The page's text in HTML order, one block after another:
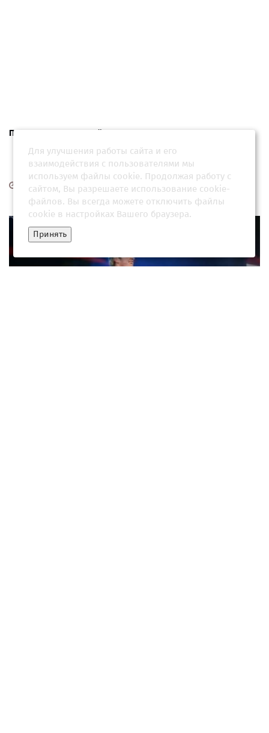
При пожаре на обувной фабрике погибли 28 человек
09 июля 2026, 17:35
Для улучшения работы сайта и его
взаимодействия с пользователями мы
используем файлы cookie. Продолжая работу с
сайтом, Вы разрешаете использование cookie-
файлов. Вы всегда можете отключить файлы
cookie в настройках Вашего браузера.
Принять